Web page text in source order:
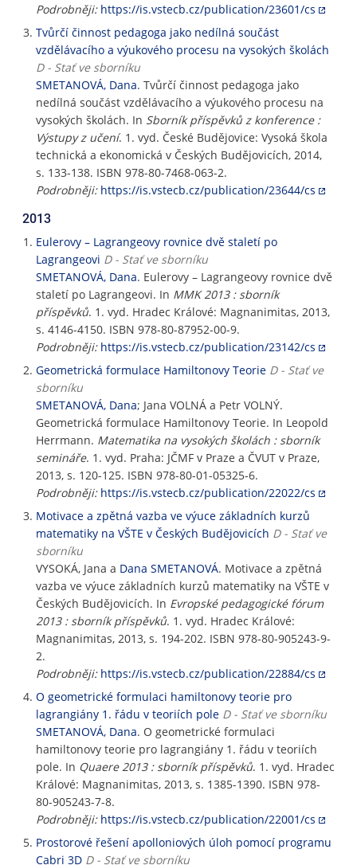
Podrobněji: https://is.vstecb.cz/publication/23601/cs
Tvůrčí činnost pedagoga jako nedílná součást
vzdělávacího a výukového procesu na vysokých školách
D - Stať ve sborníku
SMETANOVÁ, Dana. Tvůrčí činnost pedagoga jako
nedílná součást vzdělávacího a výukového procesu na
vysokých školách. In Sborník příspěvků z konference :
Výstupy z učení. 1. vyd. České Budějovice: Vysoká škola
technická a ekonomická v Českých Budějovicích, 2014,
s. 133-138. ISBN 978-80-7468-063-2.
Podrobněji: https://is.vstecb.cz/publication/23644/cs
2013
Eulerovy – Lagrangeovy rovnice dvě staletí po
Lagrangeovi D - Stať ve sborníku
SMETANOVÁ, Dana. Eulerovy – Lagrangeovy rovnice dvě
staletí po Lagrangeovi. In MMK 2013 : sborník
příspěvků. 1. vyd. Hradec Králové: Magnanimitas, 2013,
s. 4146-4150. ISBN 978-80-87952-00-9.
Podrobněji: https://is.vstecb.cz/publication/23142/cs
Geometrická formulace Hamiltonovy Teorie D - Stať ve
sborníku
SMETANOVÁ, Dana; Jana VOLNÁ a Petr VOLNÝ.
Geometrická formulace Hamiltonovy Teorie. In Leopold
Herrmann. Matematika na vysokých školách : sborník
semináře. 1. vyd. Praha: JČMF v Praze a ČVUT v Praze,
2013, s. 120-125. ISBN 978-80-01-05325-6.
Podrobněji: https://is.vstecb.cz/publication/22022/cs
Motivace a zpětná vazba ve výuce základních kurzů
matematiky na VŠTE v Českých Budějovicích D - Stať ve
sborníku
VYSOKÁ, Jana a Dana SMETANOVÁ. Motivace a zpětná
vazba ve výuce základních kurzů matematiky na VŠTE v
Českých Budějovicích. In Evropské pedagogické fórum
2013 : sborník příspěvků. 1. vyd. Hradec Králové:
Magnanimitas, 2013, s. 194-202. ISBN 978-80-905243-9-
2.
Podrobněji: https://is.vstecb.cz/publication/22884/cs
O geometrické formulaci hamiltonovy teorie pro
lagrangiány 1. řádu v teoriích pole D - Stať ve sborníku
SMETANOVÁ, Dana. O geometrické formulaci
hamiltonovy teorie pro lagrangiány 1. řádu v teoriích
pole. In Quaere 2013 : sborník příspěvků. 1. vyd. Hradec
Králové: Magnanimitas, 2013, s. 1385-1390. ISBN 978-
80-905243-7-8.
Podrobněji: https://is.vstecb.cz/publication/22001/cs
Prostorové řešení apolloniových úloh pomocí programu
Cabri 3D D - Stať ve sborníku